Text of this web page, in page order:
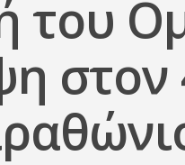
του
στον